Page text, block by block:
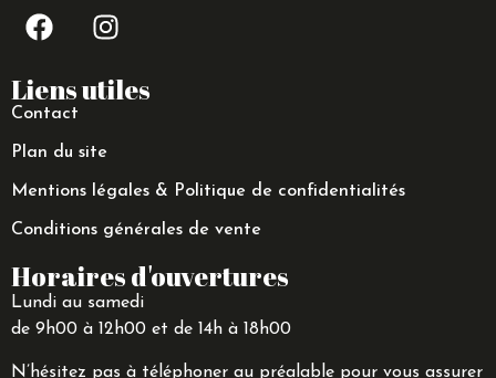
Liens utiles
Contact
Plan du site
Mentions légales & Politique de confidentialités
Conditions générales de vente
Horaires d'ouvertures
Lundi au samedi
de 9h00 à 12h00 et de 14h à 18h00
N’hésitez pas à téléphoner au préalable pour vous assurer